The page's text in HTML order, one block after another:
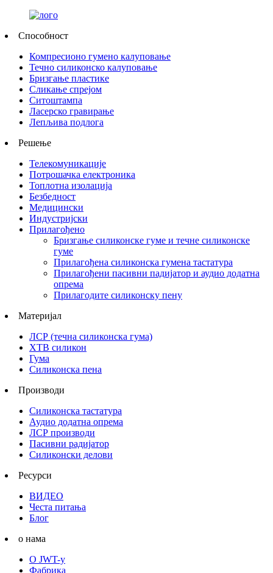
Способност
Компресионо гумено калуповање
Течно силиконско калуповање
Бризгање пластике
Сликање спрејом
Ситоштампа
Ласерско гравирање
Лепљива подлога
Решење
Телекомуникације
Потрошачка електроника
Топлотна изолација
Безбедност
Медицински
Индустријски
Прилагођено
Бризгање силиконске гуме и течне силиконске
гуме
Прилагођена силиконска гумена тастатура
Прилагођени пасивни падијатор и аудио додатна
опрема
Прилагодите силиконску пену
Материјал
ЛСР (течна силиконска гума)
ХТВ силикон
Гума
Силиконска пена
Производи
Силиконска тастатура
Аудио додатна опрема
ЛСР производи
Пасивни радијатор
Силиконски делови
Ресурси
ВИДЕО
Честа питања
Блог
о нама
О JWT-у
Фабрика